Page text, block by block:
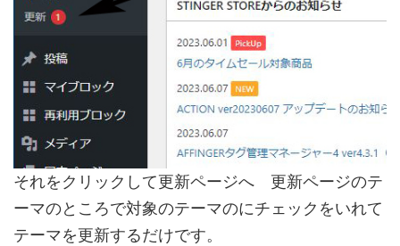
それをクリックして更新ページへ 更新ページのテ
ーマのところで対象のテーマのにチェックをいれて
テーマを更新するだけです。